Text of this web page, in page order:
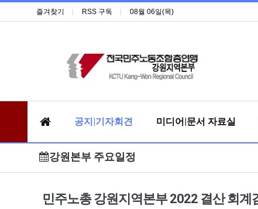
즐겨찾기 RSS 구독 08월 06일(목)
공지|기자회견 미디어|문서 자료실
강원본부 주요일정
민주노총 강원지역본부 2022 결산 회계